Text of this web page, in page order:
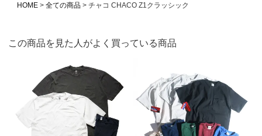
HOME 全ての商品 チャコ CHACO Z1クラッシック
この商品を見た人がよく買っている商品